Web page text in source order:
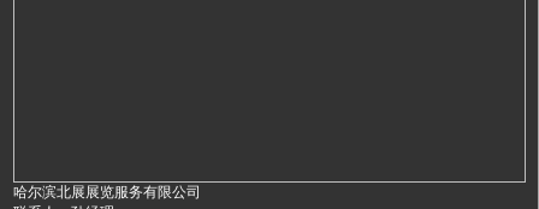
哈尔滨北展展览服务有限公司